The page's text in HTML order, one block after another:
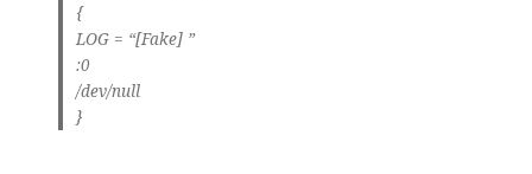
{
LOG = “[Fake] ”
:0
/dev/null
}